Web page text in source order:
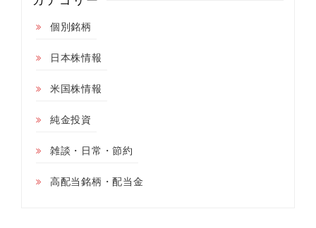
個別銘柄
日本株情報
米国株情報
純金投資
雑談・日常・節約
高配当銘柄・配当金